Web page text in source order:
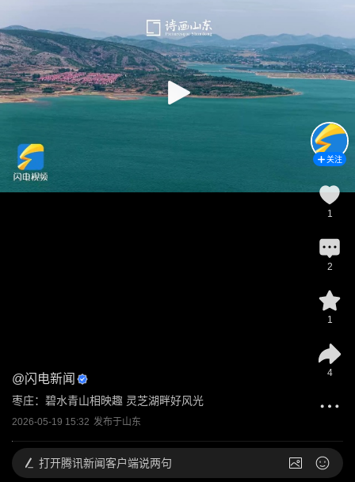
@闪电新闻
枣庄：碧水青山相映趣 灵芝湖畔好风光
2026-05-19 15:32 发布于山东
关注
1
2
1
4
打开腾讯新闻客户端说两句